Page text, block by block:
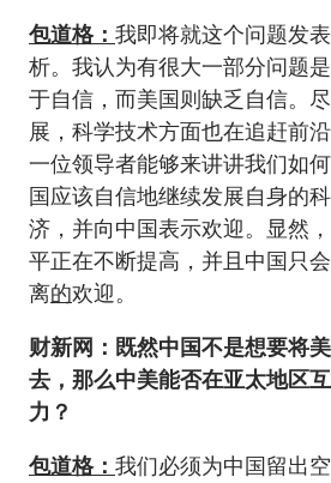
包道格： 我即将就这个问题发
析。我认为有很大一部分问题
于自信，而美国则缺乏自信。
展，科学技术方面也在追赶前
一位领导者能够来讲讲我们如
国应该自信地继续发展自身的
济，并向中国表示欢迎。显然
平正在不断提高，并且中国只
离的欢迎。
财新网：既然中国不是想要将
去，那么中美能否在亚太地区
力？
包道格： 我们必须为中国留出